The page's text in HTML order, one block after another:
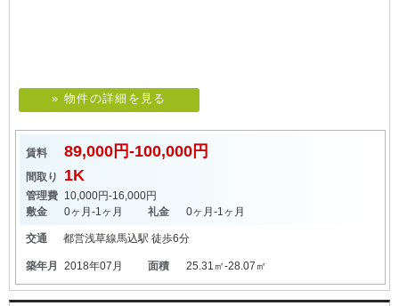
» 物件の詳細を見る
賃料 89,000円-100,000円
間取り 1K
管理費 10,000円-16,000円
敷金
0ヶ月-1ヶ月 礼金 0ヶ月-1ヶ月
交通 都営浅草線馬込駅 徒歩6分
築年月 2018年07月 面積 25.31㎡-28.07㎡